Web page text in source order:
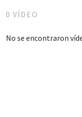
0 VÍDEO
No se encontraron